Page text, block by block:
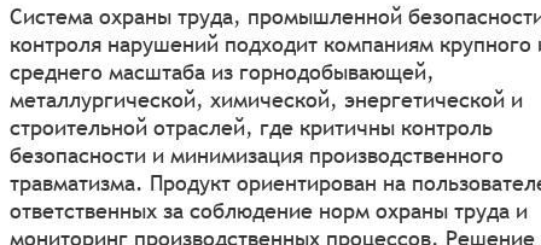
Система охраны труда, промышленной
контроля нарушений подходит компаниям крупного
среднего масштаба из горнодобывающей,
металлургической, химической, энергетической и
строительной отраслей, где критичны контроль
безопасности и минимизация производственного
травматизма. Продукт ориентирован на
ответственных за соблюдение норм охраны труда и
мониторинг производственных процессов. Решение